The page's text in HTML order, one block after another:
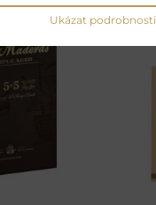
Ukázat podrobnosti